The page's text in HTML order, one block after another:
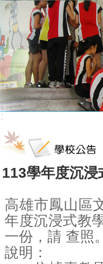
113學年度沉浸
高雄市鳳山區
年度沉浸式教
一份，請 查照
說明：